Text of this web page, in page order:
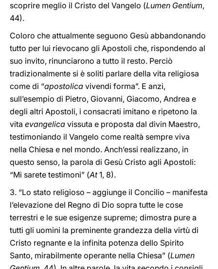
scoprire meglio il Cristo del Vangelo (Lumen Gentium,
44).
Coloro che attualmente seguono Gesù abbandonando
tutto per lui rievocano gli Apostoli che, rispondendo al
suo invito, rinunciarono a tutto il resto. Perciò
tradizionalmente si è soliti parlare della vita religiosa
come di “apostolica vivendi forma”. E anzi,
sull’esempio di Pietro, Giovanni, Giacomo, Andrea e
degli altri Apostoli, i consacrati imitano e ripetono la
vita evangelica vissuta e proposta dal divin Maestro,
testimoniando il Vangelo come realtà sempre viva
nella Chiesa e nel mondo. Anch’essi realizzano, in
questo senso, la parola di Gesù Cristo agli Apostoli:
“Mi sarete testimoni” (At1, 8).
3. “Lo stato religioso – aggiunge il Concilio – manifesta
l’elevazione del Regno di Dio sopra tutte le cose
terrestri e le sue esigenze supreme; dimostra pure a
tutti gli uomini la preminente grandezza della virtù di
Cristo regnante e la infinita potenza dello Spirito
Santo, mirabilmente operante nella Chiesa” (Lumen